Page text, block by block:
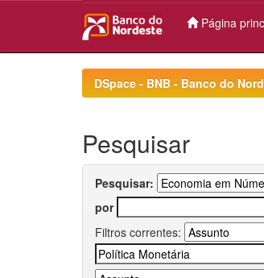
Página
DSpace - BNB - Banco do
Pesquisar
Pesquisar:
por
Filtros correntes: